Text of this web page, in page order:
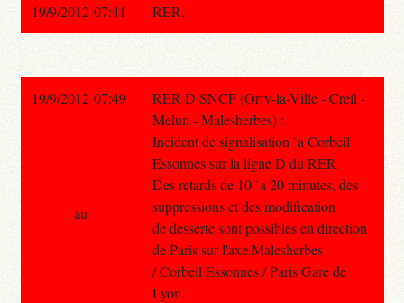
RER.
19/9/2012 07:41
19/9/2012 07:49
RER D SNCF (Orry-la-Ville - Creil -
Melun - Malesherbes) :
Incident de signalisation `a Corbeil
Essonnes sur la ligne D du RER.
Des retards de 10 `a 20 minutes, des
suppressions et des modification
de desserte sont possibles en direction
de Paris sur l'axe Malesherbes
/ Corbeil Essonnes / Paris Gare de
Lyon.
au